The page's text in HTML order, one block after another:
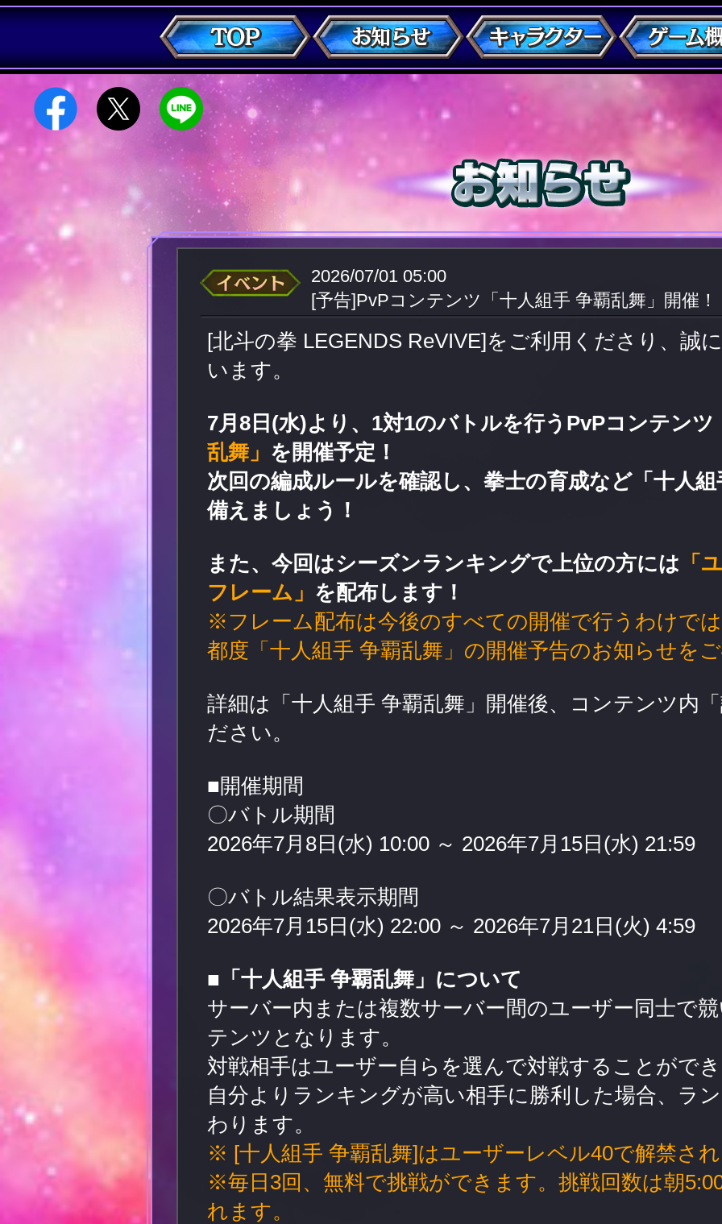
2026/07/01 05:00
[予告]PvPコンテンツ「十人組手 争覇乱舞」開催！
[北斗の拳 LEGENDS ReVIVE]をご利用くださり、誠
います。
7月8日(水)より、1対1のバトルを行うPvPコンテンツ
乱舞」 を開催予定！
次回の編成ルールを確認し、拳士の育成など「十人
備えましょう！
また、今回はシーズンランキングで上位の方には 「
フレーム」 を配布します！
※フレーム配布は今後のすべての開催で行うわけで
都度「十人組手 争覇乱舞」の開催予告のお知らせを
詳細は「十人組手 争覇乱舞」開催後、コンテンツ内
ださい。
■開催期間
〇バトル期間
2026年7月8日(水) 10:00 ～ 2026年7月15日(水) 21:59
〇バトル結果表示期間
2026年7月15日(水) 22:00 ～ 2026年7月21日(火) 4:59
■「十人組手 争覇乱舞」について
サーバー内または複数サーバー間のユーザー同士で
テンツとなります。
対戦相手はユーザー自らを選んで対戦することがで
自分よりランキングが高い相手に勝利した場合、ラ
わります。
※ [十人組手 争覇乱舞]はユーザーレベル40で解禁さ
※毎日3回、無料で挑戦ができます。挑戦回数は朝
れます。